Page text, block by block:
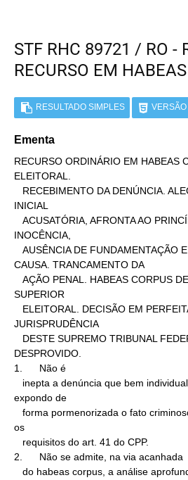
STF RHC 89721 / RO -
RECURSO EM
RESULTADO SIMPLES
Ementa
RECURSO ORDINÁRIO EM HABEAS
ELEITORAL.
INICIAL
INOCÊNCIA,
CAUSA. TRANCAMENTO DA
SUPERIOR
JURISPRUDÊNCIA
DESPROVIDO.
1.      Não é
expondo de
os
2.      Não se admite, na via acanhada